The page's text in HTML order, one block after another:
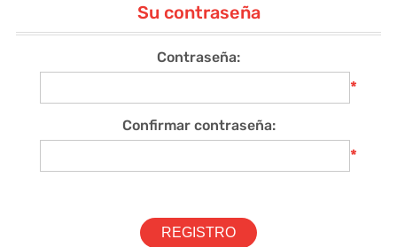
Su contraseña
Contraseña:
*
Confirmar contraseña:
*